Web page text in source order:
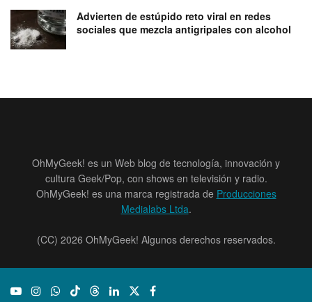
Advierten de estúpido reto viral en redes
sociales que mezcla antigripales con alcohol
OhMyGeek! es un Web blog de tecnología, innovación y
cultura Geek/Pop, con shows en televisión y radio.
OhMyGeek! es una marca registrada de Producciones
Medialabs Ltda.
(CC) 2026 OhMyGeek! Algunos derechos reservados.